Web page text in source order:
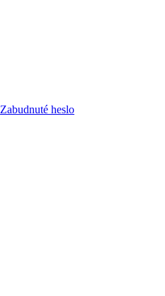
Zabudnuté heslo